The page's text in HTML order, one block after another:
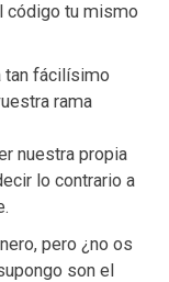
código tu mismo
tan fácilísimo
rama
nuestra propia
lo contrario a
pero ¿no os
son el